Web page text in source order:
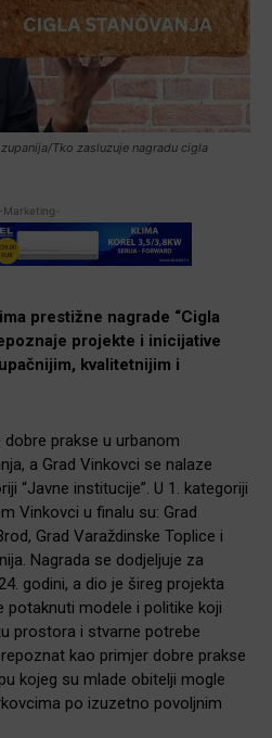
Tko zasluzuje nagradu cigla
-Marketing-
prestižne nagrade “Cigla
projekte i inicijative
kvalitetnijim i
prakse u urbanom
a Grad Vinkovci se nalaze
“Javne institucije”. U 1. kategoriji
Vinkovci u finalu su: Grad
Grad Varaždinske Toplice i
Nagrada se dodjeljuje za
godini, a dio je šireg projekta
potaknuti modele i politike koji
prostora i stvarne potrebe
kao primjer dobre prakse
kojeg su mlade obitelji mogle
po izuzetno povoljnim